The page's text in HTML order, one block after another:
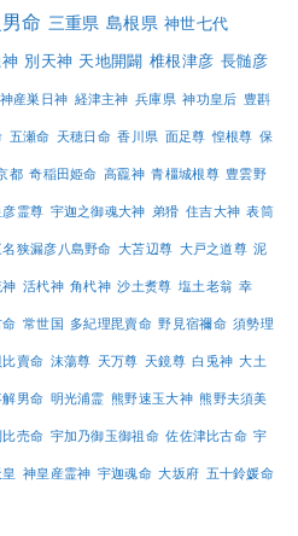
命 三重県 島根県 神世七代
別天神 天地開闢 椎根津彦 長髄彦
神産巣日神 経津主神 兵庫県 神功皇后 豊斟
五瀬命 天穂日命 香川県 面足尊 惶根尊 保
都 奇稲田姫命 高龗神 青橿城根尊 豊雲野
霊尊 宇迦之御魂大神 弟猾 住吉大神 表筒
狭漏彦八島野命 大苫辺尊 大戸之道尊 泥
活杙神 角杙神 沙土煑尊 塩土老翁 幸
常世国 多紀理毘賣命 野見宿禰命 須勢理
賣命 沫蕩尊 天万尊 天鏡尊 白兎神 大土
解男命 明光浦霊 熊野速玉大神 熊野夫須美
売命 宇加乃御玉御祖命 佐佐津比古命 宇
神皇産霊神 宇迦魂命 大坂府 五十鈴媛命